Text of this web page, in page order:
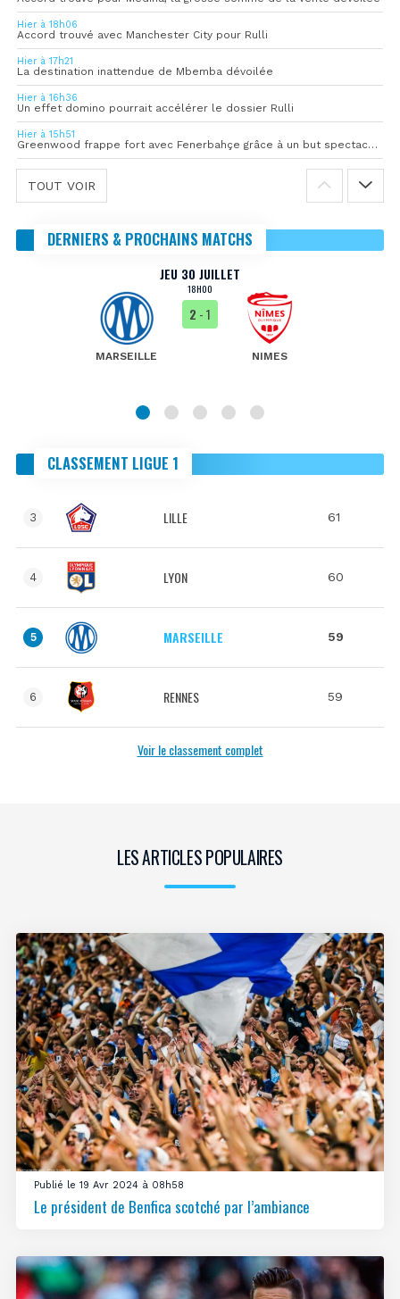
Hier à 18h06
Accord trouvé avec Manchester City pour Rulli
Hier à 17h21
La destination inattendue de Mbemba dévoilée
Hier à 16h36
Un effet domino pourrait accélérer le dossier Rulli
Hier à 15h51
Greenwood frappe fort avec Fenerbahçe grâce à un but spectaculaire
TOUT VOIR
DERNIERS & PROCHAINS MATCHS
JEU 30 JUILLET
18H00
MARSEILLE
2 - 1
NIMES
CLASSEMENT LIGUE 1
3 LILLE 61
4 LYON 60
5 MARSEILLE 59
6 RENNES 59
Voir le classement complet
LES ARTICLES POPULAIRES
Publié le 19 Avr 2024 à 08h58
Le président de Benfica scotché par l’ambiance